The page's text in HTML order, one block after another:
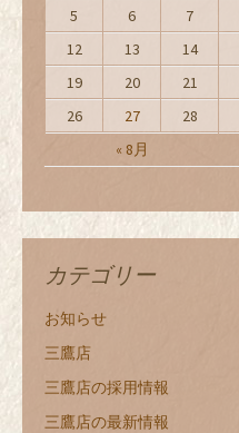
« 8月
5
6 7
12
13 14
19
20 21
26
27 28
カテゴリー
お知らせ
三鷹店
三鷹店の採用情報
三鷹店の最新情報